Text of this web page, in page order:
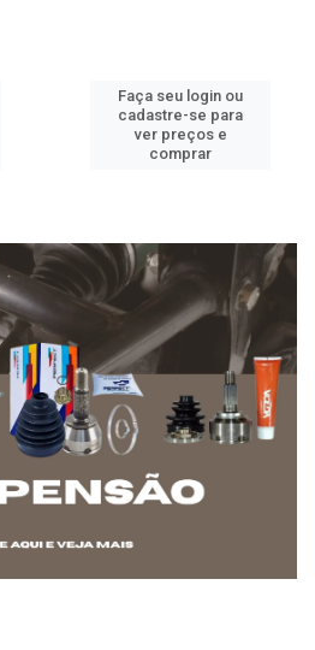
Faça seu login ou
cadastre-se para
ver preços e
comprar